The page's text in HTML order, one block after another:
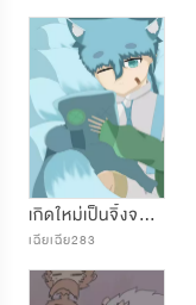
เกิดใหม่เป็นจิ้งจอกไปสะแล้ว!
เฉียเฉีย283